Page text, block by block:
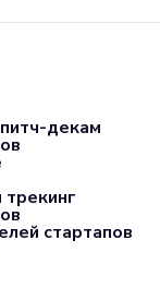
декам
трекинг
стартапов